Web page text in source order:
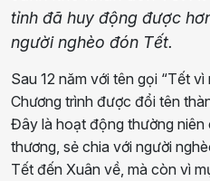
tỉnh đã huy động được
người nghèo đón Tết.
Sau 12 năm với tên gọi “Tết vì
Chương trình được đổi tên
Đây là hoạt động thường
thương, sẻ chia với người
Tết đến Xuân về, mà còn vì